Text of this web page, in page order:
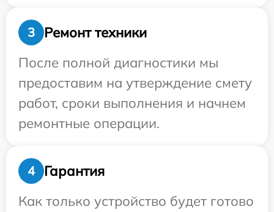
3
Ремонт техники
После полной диагностики мы
предоставим на утверждение смету
работ, сроки выполнения и начнем
ремонтные операции.
4
Гарантия
Как только устройство будет готово